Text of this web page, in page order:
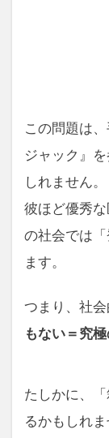
この問題は
ジャック』
しれません。
彼ほど優秀
の社会では
ます。
つまり、社
もない＝究極
たしかに、
るかもしれ